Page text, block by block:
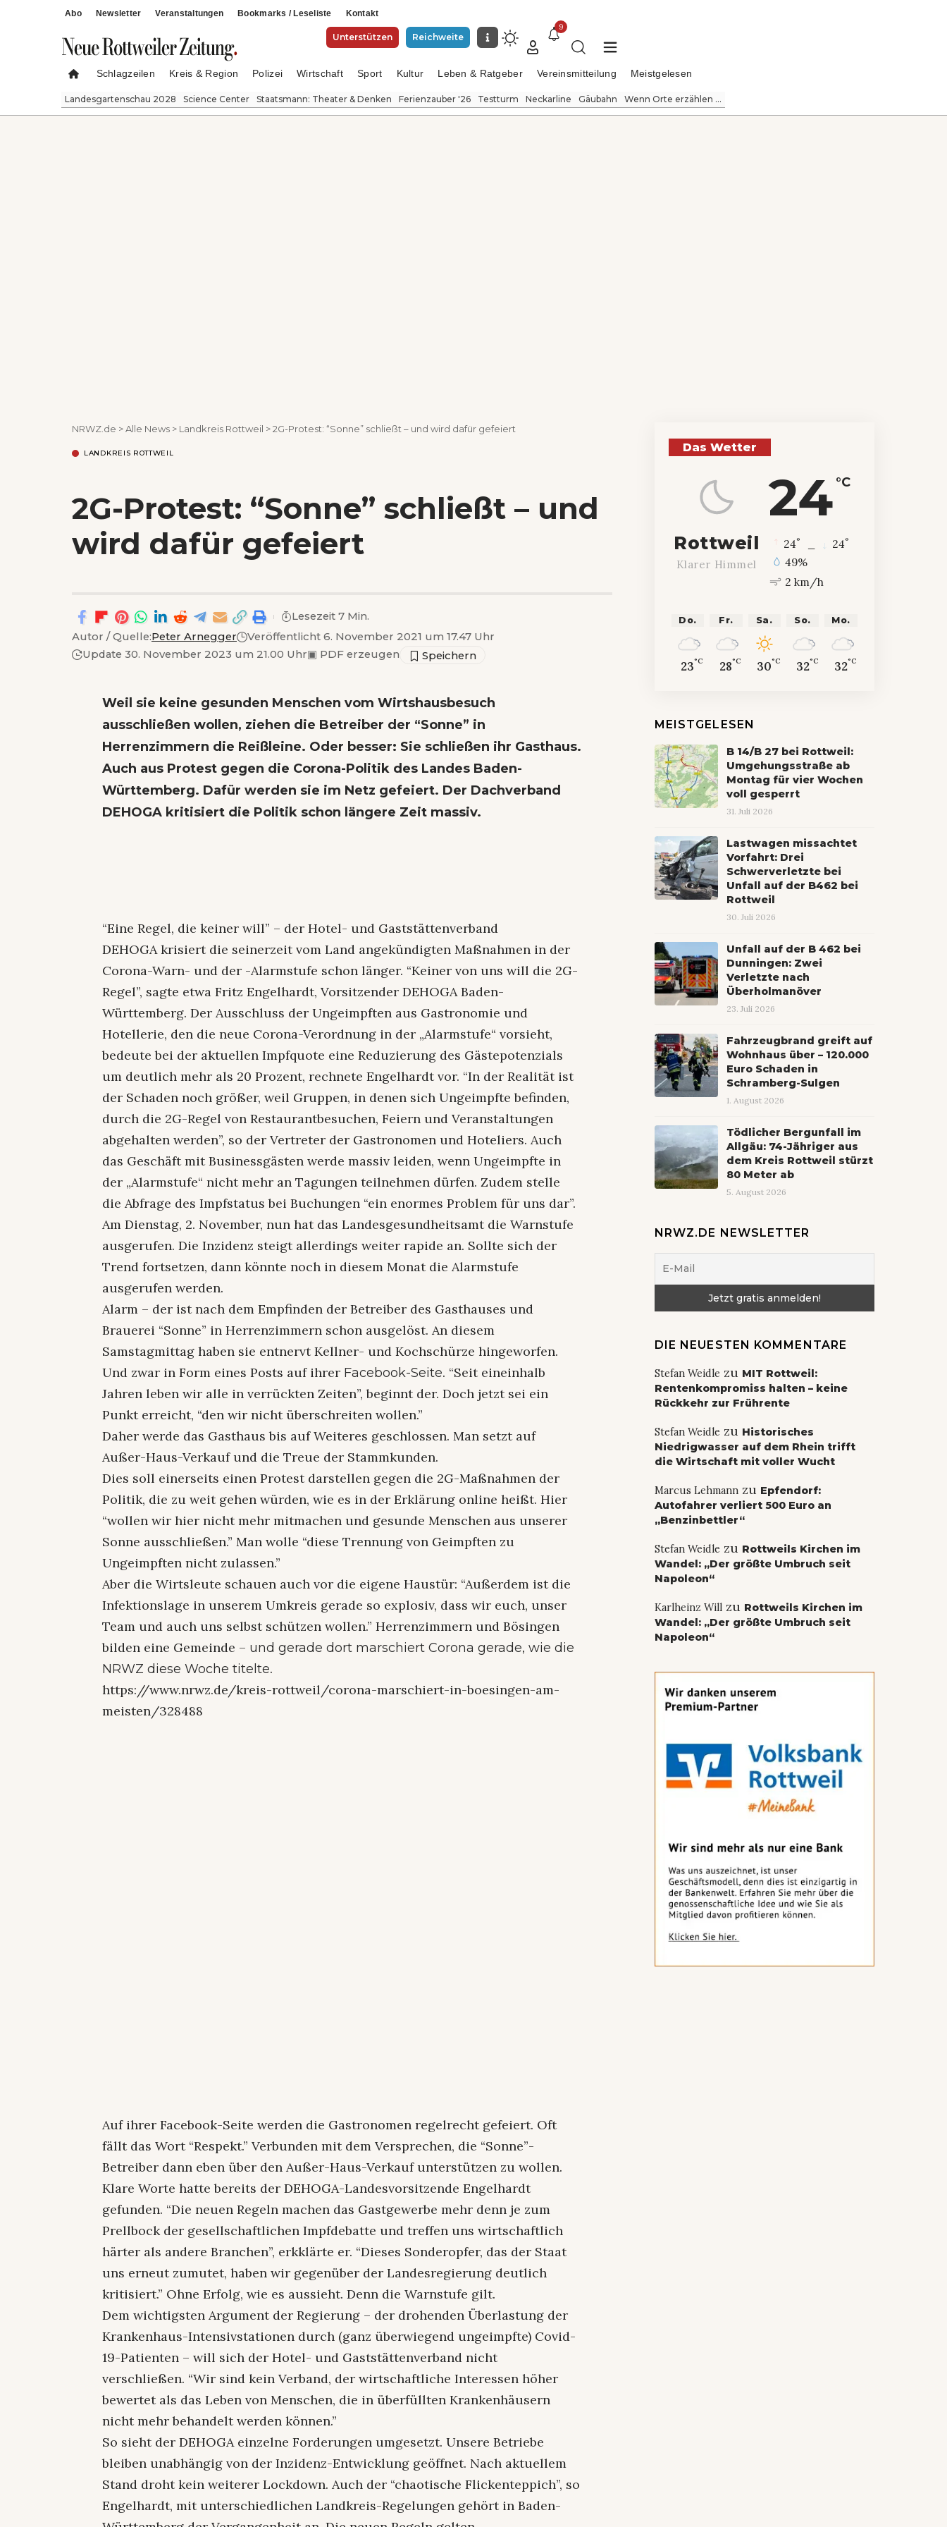
Abo Newsletter Veranstaltungen Bookmarks / Leseliste Kontakt
Unterstützen Reichweite
9
Schlagzeilen Kreis & Region Polizei Wirtschaft Sport Kultur Leben & Ratgeber Vereinsmitteilung Meistgelesen
Landesgartenschau 2028 Science Center Staatsmann: Theater & Denken Ferienzauber '26 Testturm Neckarline Gäubahn Wenn Orte erzählen ...
NRWZ.de >Alle News > Landkreis Rottweil >2G-Protest: “Sonne” schließt – und wird dafür gefeiert
LANDKREIS ROTTWEIL
2G-Protest: “Sonne” schließt – und
wird dafür gefeiert
Autor / Quelle:Peter Arnegger
Veröffentlicht 6. November 2021 um 17.47 Uhr
Update 30. November 2023 um 21.00 Uhr▣ PDF erzeugen
Lesezeit 7 Min.
Weil sie keine gesunden Menschen vom Wirtshausbesuch
ausschließen wollen, ziehen die Betreiber der “Sonne” in
Herrenzimmern die Reißleine. Oder besser: Sie schließen ihr Gasthaus.
Auch aus Protest gegen die Corona-Politik des Landes Baden-
Württemberg. Dafür werden sie im Netz gefeiert. Der Dachverband
DEHOGA kritisiert die Politik schon längere Zeit massiv.
“Eine Regel, die keiner will” – der Hotel- und Gaststättenverband
DEHOGA krisiert die seinerzeit vom Land angekündigten Maßnahmen in der
Corona-Warn- und der -Alarmstufe schon länger. “Keiner von uns will die 2G-
Regel”, sagte etwa Fritz Engelhardt, Vorsitzender DEHOGA Baden-
Württemberg. Der Ausschluss der Ungeimpften aus Gastronomie und
Hotellerie, den die neue Corona-Verordnung in der „Alarmstufe“ vorsieht,
bedeute bei der aktuellen Impfquote eine Reduzierung des Gästepotenzials
um deutlich mehr als 20 Prozent, rechnete Engelhardt vor. “In der Realität ist
der Schaden noch größer, weil Gruppen, in denen sich Ungeimpfte befinden,
durch die 2G-Regel von Restaurantbesuchen, Feiern und Veranstaltungen
abgehalten werden”, so der Vertreter der Gastronomen und Hoteliers. Auch
das Geschäft mit Businessgästen werde massiv leiden, wenn Ungeimpfte in
der „Alarmstufe“ nicht mehr an Tagungen teilnehmen dürfen. Zudem stelle
die Abfrage des Impfstatus bei Buchungen “ein enormes Problem für uns dar”.
Am Dienstag, 2. November, nun hat das Landesgesundheitsamt die Warnstufe
ausgerufen. Die Inzidenz steigt allerdings weiter rapide an. Sollte sich der
Trend fortsetzen, dann könnte noch in diesem Monat die Alarmstufe
ausgerufen werden.
Alarm – der ist nach dem Empfinden der Betreiber des Gasthauses und
Brauerei “Sonne” in Herrenzimmern schon ausgelöst. An diesem
Samstagmittag haben sie entnervt Kellner- und Kochschürze hingeworfen.
Und zwar in Form eines Posts auf ihrer Facebook-Seite. “Seit eineinhalb
Jahren leben wir alle in verrückten Zeiten”, beginnt der. Doch jetzt sei ein
Punkt erreicht, “den wir nicht überschreiten wollen.”
Daher werde das Gasthaus bis auf Weiteres geschlossen. Man setzt auf
Außer-Haus-Verkauf und die Treue der Stammkunden.
Dies soll einerseits einen Protest darstellen gegen die 2G-Maßnahmen der
Politik, die zu weit gehen würden, wie es in der Erklärung online heißt. Hier
“wollen wir hier nicht mehr mitmachen und gesunde Menschen aus unserer
Sonne ausschließen.” Man wolle “diese Trennung von Geimpften zu
Ungeimpften nicht zulassen.”
Aber die Wirtsleute schauen auch vor die eigene Haustür: “Außerdem ist die
Infektionslage in unserem Umkreis gerade so explosiv, dass wir euch, unser
Team und auch uns selbst schützen wollen.” Herrenzimmern und Bösingen
bilden eine Gemeinde – und gerade dort marschiert Corona gerade, wie die
NRWZ diese Woche titelte.
https://www.nrwz.de/kreis-rottweil/corona-marschiert-in-boesingen-am-
meisten/328488
Auf ihrer Facebook-Seite werden die Gastronomen regelrecht gefeiert. Oft
fällt das Wort “Respekt.” Verbunden mit dem Versprechen, die “Sonne”-
Betreiber dann eben über den Außer-Haus-Verkauf unterstützen zu wollen.
Klare Worte hatte bereits der DEHOGA-Landesvorsitzende Engelhardt
gefunden. “Die neuen Regeln machen das Gastgewerbe mehr denn je zum
Prellbock der gesellschaftlichen Impfdebatte und treffen uns wirtschaftlich
härter als andere Branchen”, erkklärte er. “Dieses Sonderopfer, das der Staat
uns erneut zumutet, haben wir gegenüber der Landesregierung deutlich
kritisiert.” Ohne Erfolg, wie es aussieht. Denn die Warnstufe gilt.
Dem wichtigsten Argument der Regierung – der drohenden Überlastung der
Krankenhaus-Intensivstationen durch (ganz überwiegend ungeimpfte) Covid-
19-Patienten – will sich der Hotel- und Gaststättenverband nicht
verschließen. “Wir sind kein Verband, der wirtschaftliche Interessen höher
bewertet als das Leben von Menschen, die in überfüllten Krankenhäusern
nicht mehr behandelt werden können.”
So sieht der DEHOGA einzelne Forderungen umgesetzt. Unsere Betriebe
bleiben unabhängig von der Inzidenz-Entwicklung geöffnet. Nach aktuellem
Stand droht kein weiterer Lockdown. Auch der “chaotische Flickenteppich”, so
Engelhardt, mit unterschiedlichen Landkreis-Regelungen gehört in Baden-
Das Wetter
24 °C
Rottweil
Klarer Himmel
24° 24°
49%
2 km/h
Do.
23°C
Fr.
28°C
Sa.
30°C
So.
32°C
Mo.
32°C
MEISTGELESEN
B 14/B 27 bei Rottweil:
Umgehungsstraße ab
Montag für vier Wochen
voll gesperrt
31. Juli 2026
Lastwagen missachtet
Vorfahrt: Drei
Schwerverletzte bei
Unfall auf der B462 bei
Rottweil
30. Juli 2026
Unfall auf der B 462 bei
Dunningen: Zwei
Verletzte nach
Überholmanöver
23. Juli 2026
Fahrzeugbrand greift auf
Wohnhaus über – 120.000
Euro Schaden in
Schramberg-Sulgen
1. August 2026
Tödlicher Bergunfall im
Allgäu: 74-Jähriger aus
dem Kreis Rottweil stürzt
80 Meter ab
5. August 2026
NRWZ.DE NEWSLETTER
DIE NEUESTEN KOMMENTARE
Stefan Weidle zu MIT Rottweil:
Rentenkompromiss halten – keine
Rückkehr zur Frührente
Stefan Weidle zu Historisches
Niedrigwasser auf dem Rhein trifft
die Wirtschaft mit voller Wucht
Marcus Lehmannzu Epfendorf:
Autofahrer verliert 500 Euro an
„Benzinbettler“
Stefan Weidle zu Rottweils Kirchen im
Wandel: „Der größte Umbruch seit
Napoleon“
Karlheinz Willzu Rottweils Kirchen im
Wandel: „Der größte Umbruch seit
Napoleon“